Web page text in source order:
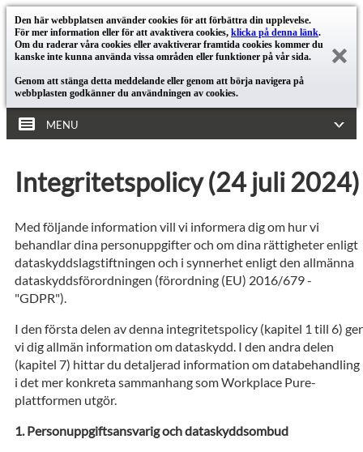
Den här webbplatsen använder cookies för att förbättra din upplevelse.
För mer information eller för att avaktivera cookies, klicka på denna länk.
Om du raderar våra cookies eller avaktiverar framtida cookies kommer du
kanske inte kunna använda vissa områden eller funktioner på vår sida.
Genom att stänga detta meddelande eller genom att börja navigera på
webbplasten godkänner du användningen av cookies.
MENU
Integritetspolicy (24 juli 2024)
Med följande information vill vi informera dig om hur vi
behandlar dina personuppgifter och om dina rättigheter enligt
dataskyddslagstiftningen och i synnerhet enligt den allmänna
dataskyddsförordningen (förordning (EU) 2016/679 -
"GDPR").
I den första delen av denna integritetspolicy (kapitel 1 till 6) ger
vi dig allmän information om dataskydd. I den andra delen
(kapitel 7) hittar du detaljerad information om databehandling
i det mer konkreta sammanhang som Workplace Pure-
plattformen utgör.
Personuppgiftsansvarig och dataskyddsombud